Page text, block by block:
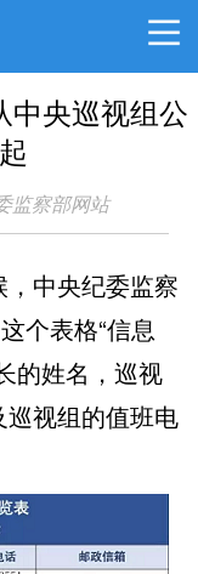
中央巡视组公
监察部网站
中央纪委监察
个表格“信息
的姓名，巡视
视组的值班电